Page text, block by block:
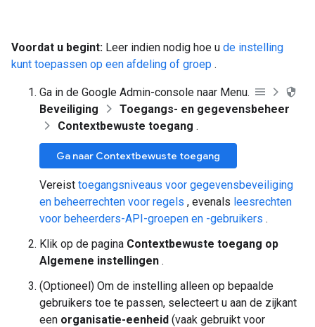
Voordat u begint: Leer indien nodig hoe u de instelling
kunt toepassen op een afdeling of groep .
Ga in de Google Admin-console naar Menu.
Beveiliging
Toegangs- en gegevensbeheer
Contextbewuste toegang .
Ga naar Contextbewuste toegang
Vereist toegangsniveaus voor gegevensbeveiliging
en beheerrechten voor regels , evenals leesrechten
voor beheerders-API-groepen en -gebruikers .
Klik op de pagina Contextbewuste toegang op
Algemene instellingen .
(Optioneel) Om de instelling alleen op bepaalde
gebruikers toe te passen, selecteert u aan de zijkant
een organisatie-eenheid (vaak gebruikt voor